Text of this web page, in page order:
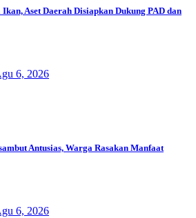
Aset Daerah Disiapkan Dukung PAD dan
6, 2026
Antusias, Warga Rasakan Manfaat
6, 2026